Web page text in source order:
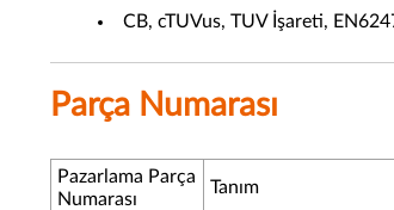
CB, cTUVus, TUV İşareti,
Parça Numarası
Pazarlama Parça
Numarası
Tanım